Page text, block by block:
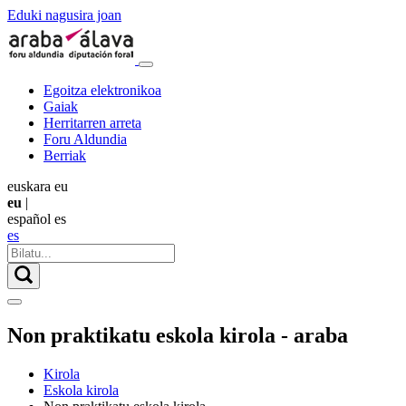
Eduki nagusira joan
Egoitza elektronikoa
Gaiak
Herritarren arreta
Foru Aldundia
Berriak
euskara eu
eu |
español es
es
Non praktikatu eskola kirola - araba
Kirola
Eskola kirola